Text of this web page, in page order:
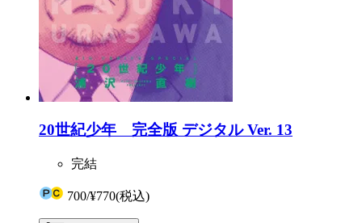
20世紀少年 完全版 デジタル Ver. 13
完結
700/¥770(税込)